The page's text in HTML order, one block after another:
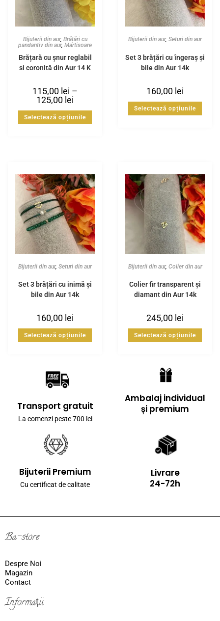
Bijuterii din aur, Brățări cu
pandantiv din aur, Martisoare
Brățară cu șnur reglabil
și coroniță din Aur 14 K
115,00 lei –
125,00 lei
Selectează opțiunile
Bijuterii din aur, Seturi din aur
Set 3 brățări cu îngeraș și
bile din Aur 14k
160,00 lei
Selectează opțiunile
Bijuterii din aur, Seturi din aur
Set 3 brățări cu inimă și
bile din Aur 14k
160,00 lei
Selectează opțiunile
Bijuterii din aur, Colier din aur
Colier fir transparent și
diamant din Aur 14k
245,00 lei
Selectează opțiunile
Transport gratuit
La comenzi peste 700 lei
Ambalaj individual
și premium
Bijuterii Premium
Cu certificat de calitate
Livrare
24-72h
Ba-store
Despre Noi
Magazin
Contact
Informații